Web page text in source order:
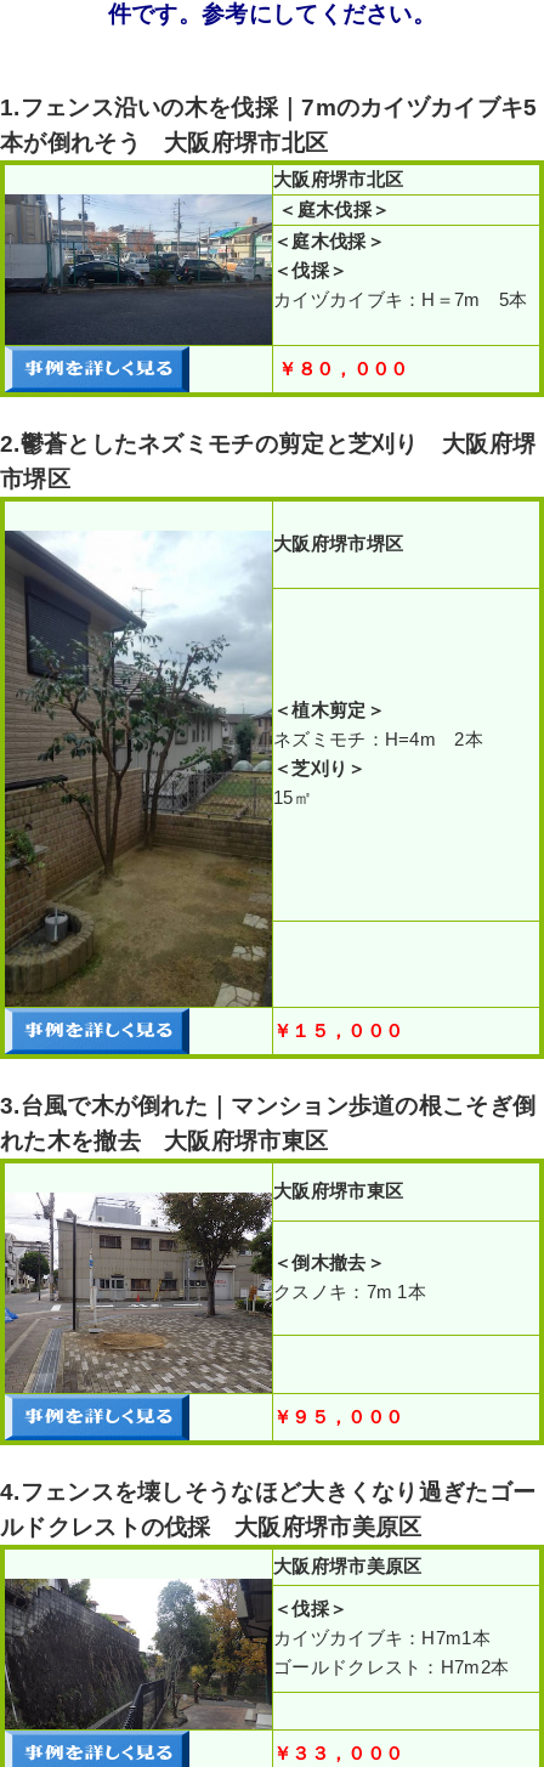
件です。参考にしてください。
1.フェンス沿いの木を伐採｜7mのカイヅカイブキ5
本が倒れそう 大阪府堺市北区
大阪府堺市北区
＜庭木伐採＞
＜庭木伐採＞
＜伐採＞
カイヅカイブキ：H＝7m 5本
￥８０，０００
2.鬱蒼としたネズミモチの剪定と芝刈り 大阪府堺
市堺区
大阪府堺市堺区
＜植木剪定 ＞
ネズミモチ：H=4m 2本
＜芝刈り ＞
15㎡
￥１５，０００
3.台風で木が倒れた｜マンション歩道の根こそぎ倒
れた木を撤去 大阪府堺市東区
大阪府堺市東区
＜倒木撤去 ＞
クスノキ：7m 1本
￥９５，０００
4.フェンスを壊しそうなほど大きくなり過ぎたゴー
ルドクレストの伐採 大阪府堺市美原区
大阪府堺市美原区
＜伐採＞
カイヅカイブキ：H7m1本
ゴールドクレスト：H7m2本
￥３３，０００